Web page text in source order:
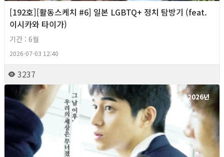
[192호][활동스케치 #6] 일본 LGBTQ+ 정치 탐방기 (feat.
이시카와 타이가)
기간 : 6월
2026-07-03 12:40
3237
2026년